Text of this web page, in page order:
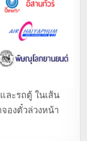
ละรถตู้ ในเส้น
องตั๋วล่วงหน้า